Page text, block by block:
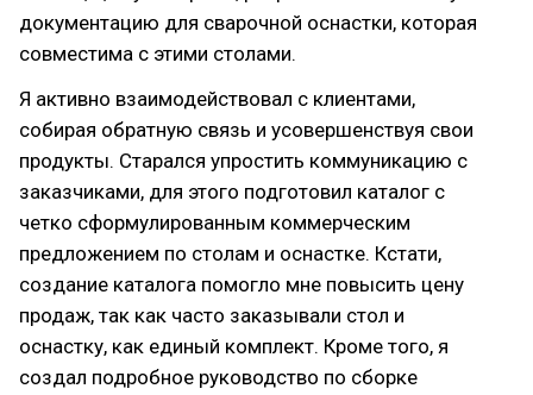
документацию для сварочной оснастки, которая
совместима с этими столами.
Я активно взаимодействовал с клиентами,
собирая обратную связь и усовершенствуя свои
продукты. Старался упростить коммуникацию с
заказчиками, для этого подготовил каталог с
четко сформулированным коммерческим
предложением по столам и оснастке. Кстати,
создание каталога помогло мне повысить цену
продаж, так как часто заказывали стол и
оснастку, как единый комплект. Кроме того, я
создал подробное руководство по сборке